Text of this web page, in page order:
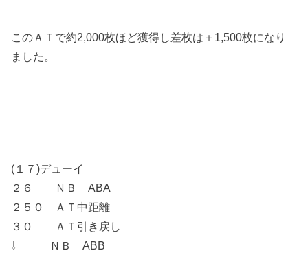
このＡＴで約2,000枚ほど獲得し差枚は＋1,500枚になり
ました。
(１７)デューイ
２６ ＮＢ ABA
２５０ ＡＴ中距離
３０ ＡＴ引き戻し
⇩ ＮＢ ABB